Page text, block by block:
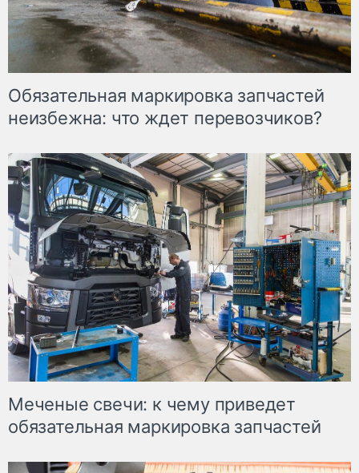
Обязательная маркировка запчастей
неизбежна: что ждет перевозчиков?
Меченые свечи: к чему приведет
обязательная маркировка запчастей